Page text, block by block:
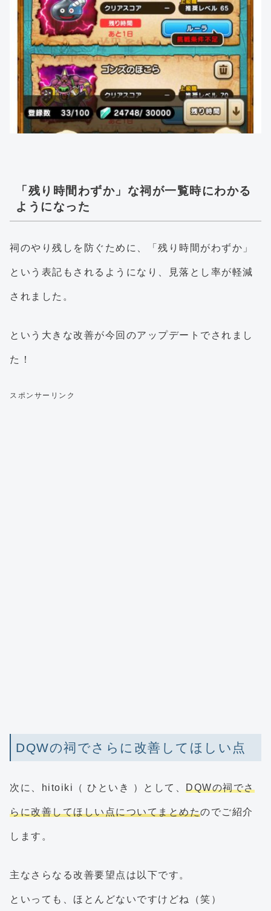
「残り時間わずか」な祠が一覧時にわかる
ようになった
祠のやり残しを防ぐために、「残り時間がわずか」
という表記もされるようになり、見落とし率が軽減
されました。
という大きな改善が今回のアップデートでされまし
た！
スポンサーリンク
DQWの祠でさらに改善してほしい点
次に、hitoiki（ ひといき ）として、 DQWの祠でさ
らに改善してほしい点についてまとめたのでご紹介
します。
主なさらなる改善要望点は以下です。
といっても、ほとんどないですけどね（笑）